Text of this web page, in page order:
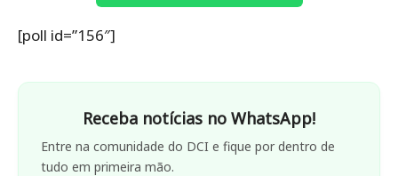
[poll id=”156″]
Receba notícias no WhatsApp!
Entre na comunidade do DCI e fique por dentro de
tudo em primeira mão.